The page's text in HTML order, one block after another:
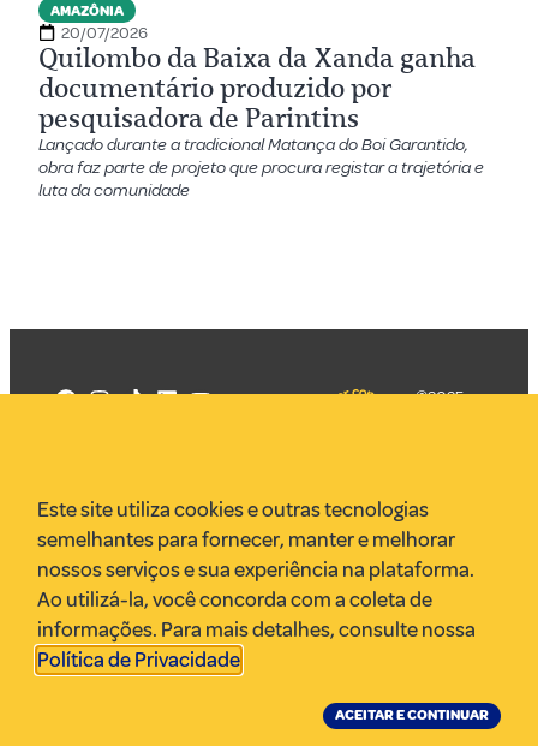
AMAZÔNIA
20/07/2026
Quilombo da Baixa da Xanda ganha
documentário produzido por
pesquisadora de Parintins
Lançado durante a tradicional Matança do Boi Garantido,
obra faz parte de projeto que procura registar a trajetória e
luta da comunidade
VR Assessoria
Parcerias
Envie uma pauta
Anuncie
©2025
Este site utiliza cookies e outras tecnologias
semelhantes para fornecer, manter e melhorar
nossos serviços e sua experiência na plataforma.
Ao utilizá-la, você concorda com a coleta de
informações. Para mais detalhes, consulte nossa
Política de Privacidade.
ACEITAR E CONTINUAR